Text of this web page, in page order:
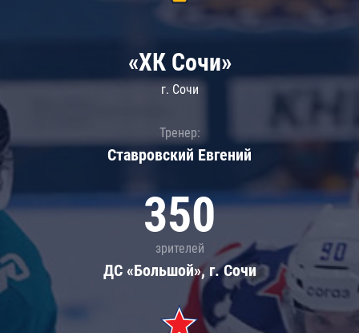
«ХК Сочи»
г. Сочи
Тренер:
Ставровский Евгений
350
зрителей
ДС «Большой», г. Сочи